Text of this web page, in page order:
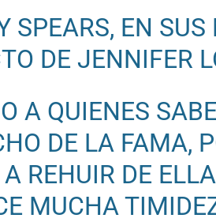
SPEARS, EN
DE JENNIFER
A QUIENES
DE LA FAMA,
REHUIR DE
MUCHA